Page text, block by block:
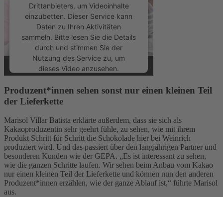
Drittanbieters, um Videoinhalte
einzubetten. Dieser Service kann
Daten zu Ihren Aktivitäten
sammeln. Bitte lesen Sie die Details
durch und stimmen Sie der
Nutzung des Service zu, um
dieses Video anzusehen.
Mehr Informationen
Akzeptieren
powered by Usercentrics Consent
Management Platform
Produzent*innen sehen sonst nur einen kleinen Teil
der Lieferkette
Marisol Villar Batista erklärte außerdem, dass sie sich als
Kakaoproduzentin sehr geehrt fühle, zu sehen, wie mit ihrem
Produkt Schritt für Schritt die Schokolade hier bei Weinrich
produziert wird. Und das passiert über den langjährigen Partner und
besonderen Kunden wie der GEPA. „Es ist interessant zu sehen,
wie die ganzen Schritte laufen. Wir sehen beim Anbau vom Kakao
nur einen kleinen Teil der Lieferkette und können nun den anderen
Produzent*innen erzählen, wie der ganze Ablauf ist,“ führte Marisol
aus.